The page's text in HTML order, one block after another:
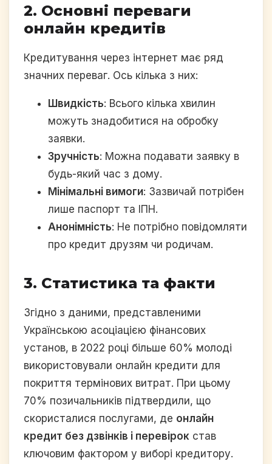
2. Основні переваги
онлайн кредитів
Кредитування через інтернет має ряд
значних переваг. Ось кілька з них:
Швидкість: Всього кілька хвилин
можуть знадобитися на обробку
заявки.
Зручність: Можна подавати заявку в
будь-який час з дому.
Мінімальні вимоги: Зазвичай потрібен
лише паспорт та ІПН.
Анонімність: Не потрібно повідомляти
про кредит друзям чи родичам.
3. Статистика та факти
Згідно з даними, представленими
Українською асоціацією фінансових
установ, в 2022 році більше 60% молоді
використовували онлайн кредити для
покриття термінових витрат. При цьому
70% позичальників підтвердили, що
скористалися послугами, де онлайн
кредит без дзвінків і перевірок став
ключовим фактором у виборі кредитору.